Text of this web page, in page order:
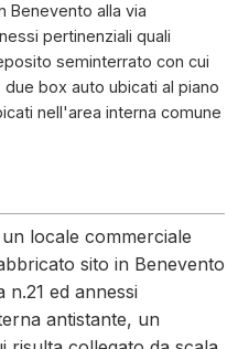
Benevento alla via
pertinenziali quali
seminterrato con cui
box auto ubicati al piano
nell'area interna comune
locale commerciale
sito in Benevento
ed annessi
antistante, un